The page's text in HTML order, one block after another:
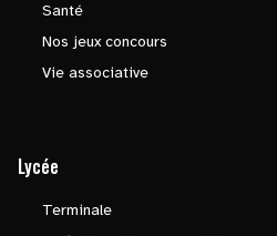
Santé
Nos jeux concours
Vie associative
Lycée
Terminale